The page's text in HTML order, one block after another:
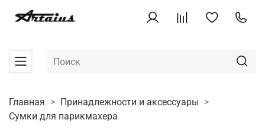
Главная
Принадлежности и аксессуары
Сумки для парикмахера